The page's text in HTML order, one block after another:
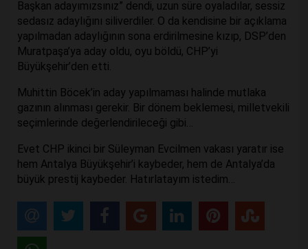
Başkan adayımızsınız” dendi, uzun süre oyaladılar, sessiz
sedasız adaylığını siliverdiler. O da kendisine bir açıklama
yapılmadan adaylığının sona erdirilmesine kızıp, DSP’den
Muratpaşa’ya aday oldu, oyu böldü, CHP’yi
Büyükşehir’den etti.
Muhittin Böcek’in aday yapılmaması halinde mutlaka
gazının alınması gerekir. Bir dönem beklemesi, milletvekili
seçimlerinde değerlendirileceği gibi…
Evet CHP ikinci bir Süleyman Evcilmen vakası yaratır ise
hem Antalya Büyükşehir’i kaybeder, hem de Antalya’da
büyük prestij kaybeder. Hatırlatayım istedim…